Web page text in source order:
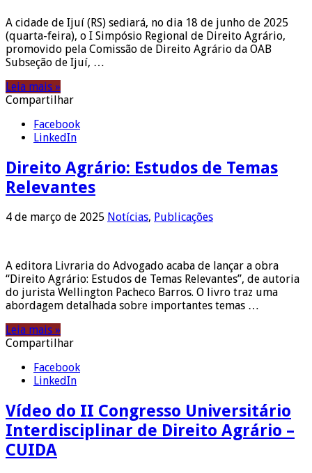
A cidade de Ijuí (RS) sediará, no dia 18 de junho de 2025
(quarta-feira), o I Simpósio Regional de Direito Agrário,
promovido pela Comissão de Direito Agrário da OAB
Subseção de Ijuí, …
Leia mais »
Compartilhar
Facebook
LinkedIn
Direito Agrário: Estudos de Temas
Relevantes
4 de março de 2025 Notícias, Publicações
A editora Livraria do Advogado acaba de lançar a obra
“Direito Agrário: Estudos de Temas Relevantes”, de autoria
do jurista Wellington Pacheco Barros. O livro traz uma
abordagem detalhada sobre importantes temas …
Leia mais »
Compartilhar
Facebook
LinkedIn
Vídeo do II Congresso Universitário
Interdisciplinar de Direito Agrário –
CUIDA